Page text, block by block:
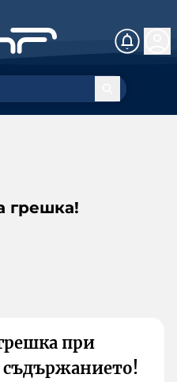
грешка!
при
съдържанието!